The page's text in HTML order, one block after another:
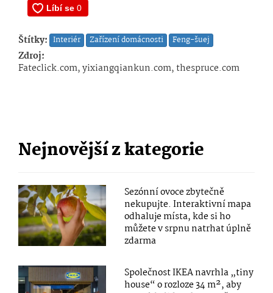
Štítky: Interiér Zařízení domácnosti Feng-šuej
Zdroj:
Fateclick.com, yixiangqiankun.com, thespruce.com
Nejnovější z kategorie
Sezónní ovoce zbytečně
nekupujte. Interaktivní mapa
odhaluje místa, kde si ho
můžete v srpnu natrhat úplně
zdarma
Společnost IKEA navrhla „tiny
house“ o rozloze 34 m², aby